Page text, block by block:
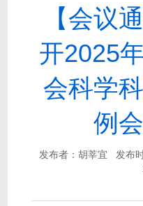
【会议
开2025
会科学
例
发布者：胡莘宜 发布